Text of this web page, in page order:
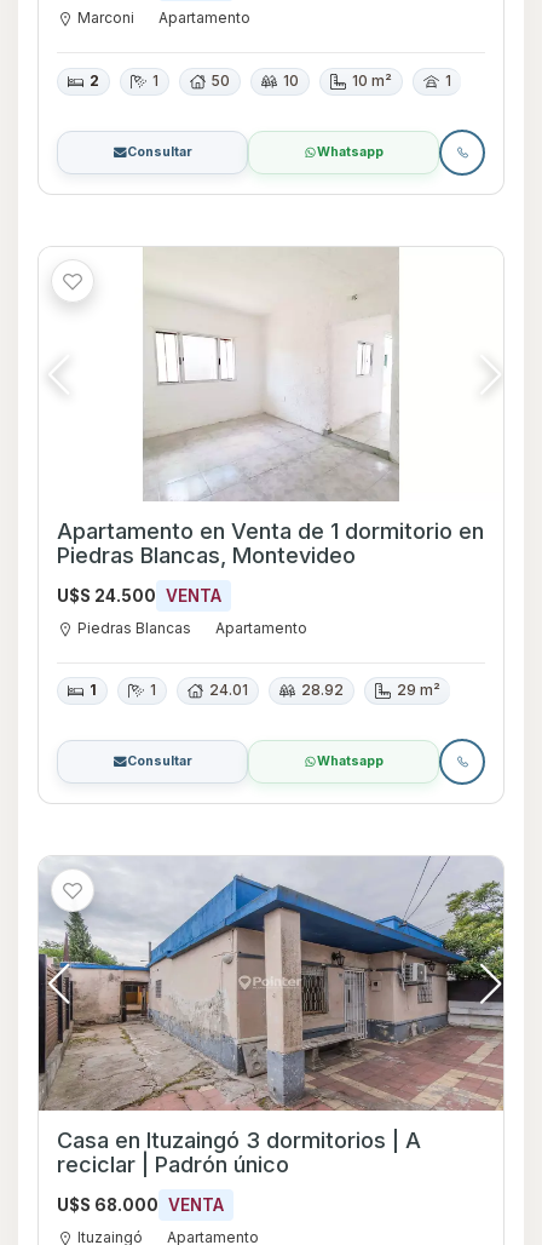
Marconi Apartamento
2 1 50 10 10 m² 1
Consultar Whatsapp
Apartamento en Venta de 1 dormitorio en
Piedras Blancas, Montevideo
U$S 24.500 VENTA
Piedras Blancas Apartamento
1 1 24.01 28.92 29 m²
Consultar Whatsapp
Casa en Ituzaingó 3 dormitorios | A
reciclar | Padrón único
U$S 68.000 VENTA
Ituzaingó Apartamento